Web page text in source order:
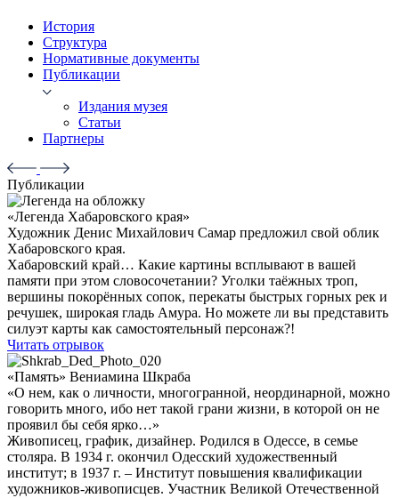
История
Структура
Нормативные документы
Публикации
Издания музея
Статьи
Партнеры
Публикации
«Легенда Хабаровского края»
Художник Денис Михайлович Самар предложил свой облик
Хабаровского края.
Хабаровский край… Какие картины всплывают в вашей
памяти при этом словосочетании? Уголки таёжных троп,
вершины покорённых сопок, перекаты быстрых горных рек и
речушек, широкая гладь Амура. Но можете ли вы представить
силуэт карты как самостоятельный персонаж?!
Читать отрывок
«Память» Вениамина Шкраба
«О нем, как о личности, многогранной, неординарной, можно
говорить много, ибо нет такой грани жизни, в которой он не
проявил бы себя ярко…»
Живописец, график, дизайнер. Родился в Одессе, в семье
столяра. В 1934 г. окончил Одесский художественный
институт; в 1937 г. – Институт повышения квалификации
художников-живописцев. Участник Великой Отечественной